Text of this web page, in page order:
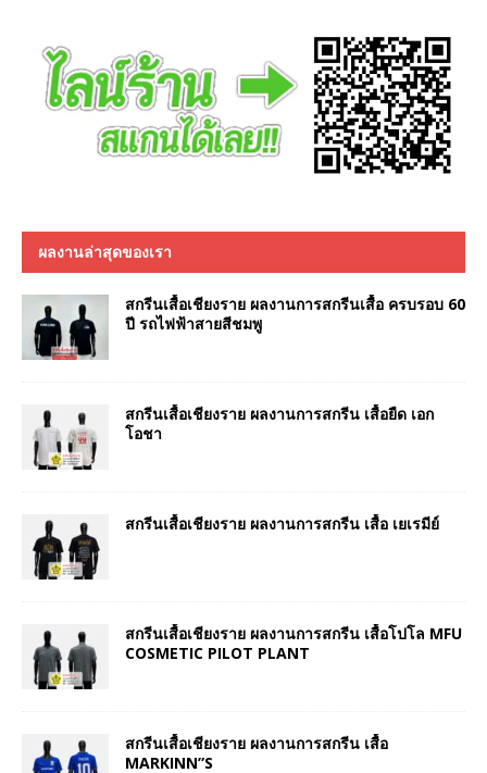
ผลงานล่าสุดของเรา
สกรีนเสื้อเชียงราย ผลงานการสกรีนเสื้อ ครบรอบ 60
ปี รถไฟฟ้าสายสีชมพู
สกรีนเสื้อเชียงราย ผลงานการสกรีน เสื้อยืด เอก
โอชา
สกรีนเสื้อเชียงราย ผลงานการสกรีน เสื้อ เยเรมีย์
สกรีนเสื้อเชียงราย ผลงานการสกรีน เสื้อโปโล MFU
COSMETIC PILOT PLANT
สกรีนเสื้อเชียงราย ผลงานการสกรีน เสื้อ
MARKINN”S